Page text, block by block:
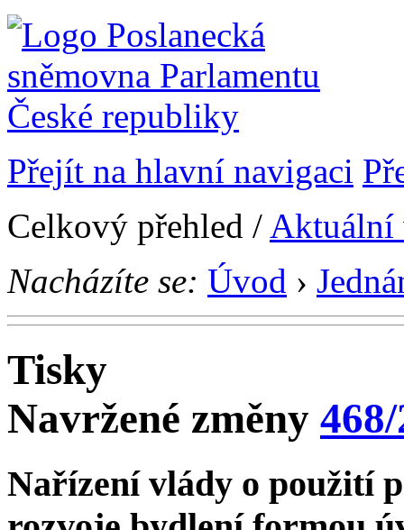
Přejít na hlavní navigaci
Celkový přehled / Aktuální
Nacházíte se: Úvod ›
Tisky
Navržené změny
Nařízení vlády o použití